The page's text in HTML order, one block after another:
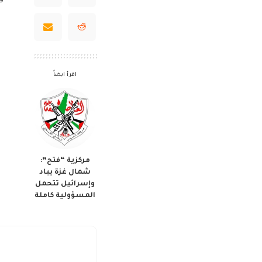
اقرأ ايضاً
مركزية “فتح”:
شمال غزة يباد
وإسرائيل تتحمل
المسؤولية كاملة